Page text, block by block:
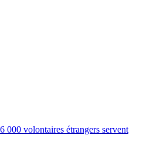
000 volontaires étrangers servent